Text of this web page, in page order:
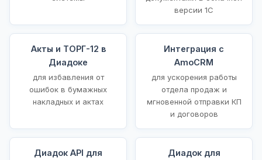
версии 1С
Акты и ТОРГ-12 в
Диадоке
для избавления от
ошибок в бумажных
накладных и актах
Интеграция с
AmoCRM
для ускорения работы
отдела продаж и
мгновенной отправки КП
и договоров
Диадок API для
Диадок для